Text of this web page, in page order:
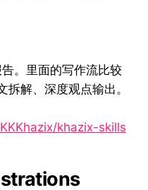
。里面的写作流比较
解、深度观点输出。
khazix-skills